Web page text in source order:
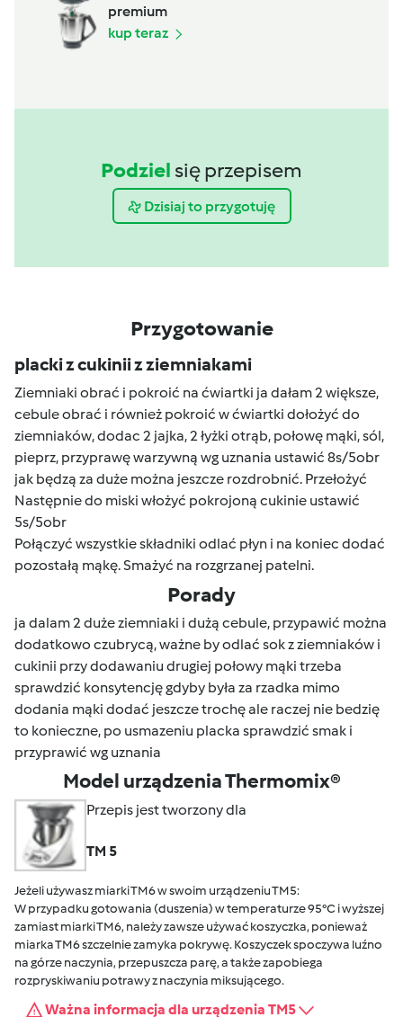
premium
kup teraz
Podziel się przepisem
Dzisiaj to przygotuję
Przygotowanie
placki z cukinii z ziemniakami
Ziemniaki obrać i pokroić na ćwiartki ja dałam 2 większe,
cebule obrać i również pokroić w ćwiartki dołożyć do
ziemniaków, dodac 2 jajka, 2 łyżki otrąb, połowę mąki, sól,
pieprz, przyprawę warzywną wg uznania ustawić 8s/5obr
jak będzą za duże można jeszcze rozdrobnić. Przełożyć
Następnie do miski włożyć pokrojoną cukinie ustawić
5s/5obr
Połączyć wszystkie składniki odlać płyn i na koniec dodać
pozostałą mąkę. Smażyć na rozgrzanej patelni.
Porady
ja dalam 2 duże ziemniaki i dużą cebule, przypawić można
dodatkowo czubrycą, ważne by odlać sok z ziemniaków i
cukinii przy dodawaniu drugiej połowy mąki trzeba
sprawdzić konsytencję gdyby była za rzadka mimo
dodania mąki dodać jeszcze trochę ale raczej nie bedzię
to konieczne, po usmazeniu placka sprawdzić smak i
przyprawić wg uznania
Model urządzenia Thermomix®
Przepis jest tworzony dla
TM 5
Jeżeli używasz miarki TM6 w swoim urządzeniu TM5:
W przypadku gotowania (duszenia) w temperaturze 95°C i wyższej
zamiast miarki TM6, należy zawsze używać koszyczka, ponieważ
miarka TM6 szczelnie zamyka pokrywę. Koszyczek spoczywa luźno
na górze naczynia, przepuszcza parę, a także zapobiega
rozpryskiwaniu potrawy z naczynia miksującego.
Ważna informacja dla urządzenia TM5